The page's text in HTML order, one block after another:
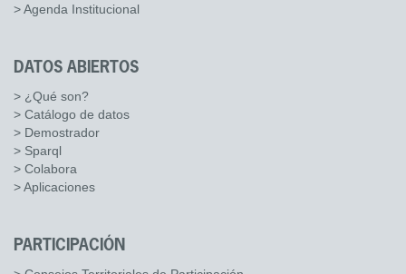
> Agenda Institucional
DATOS ABIERTOS
> ¿Qué son?
> Catálogo de datos
> Demostrador
> Sparql
> Colabora
> Aplicaciones
PARTICIPACIÓN